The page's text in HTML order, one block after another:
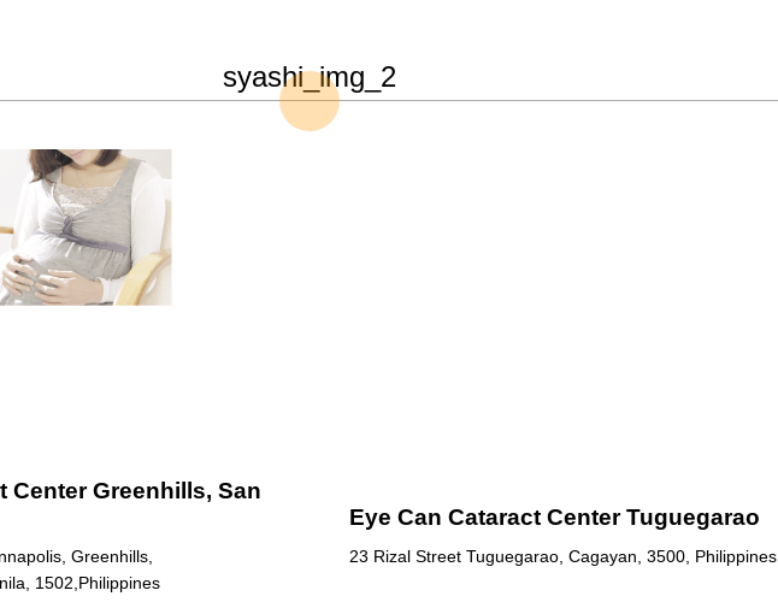
syashi_img_2
Center Greenhills, San
Greenhills,
1502,Philippines
Eye Can Cataract Center Tuguegarao
23 Rizal Street Tuguegarao, Cagayan, 3500, Philippines